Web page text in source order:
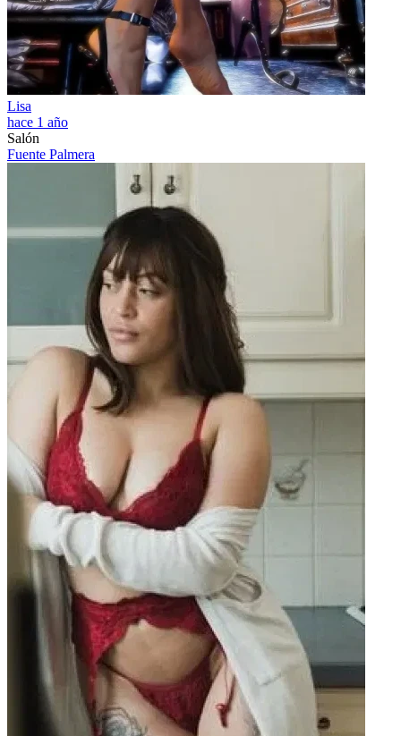
Lisa
hace 1 año
Salón
Fuente Palmera